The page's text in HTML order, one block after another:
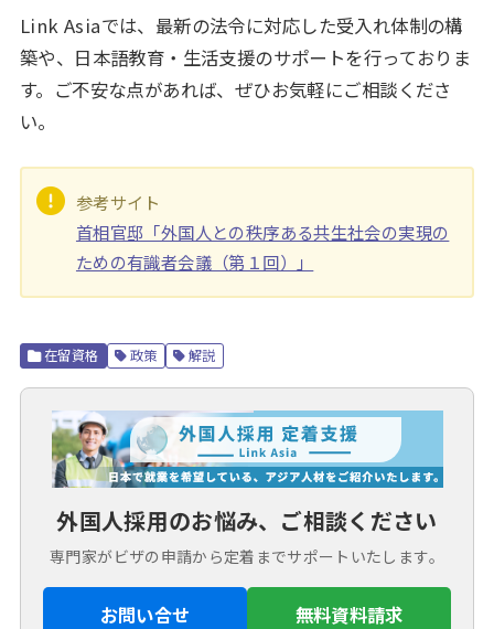
Link Asiaでは、最新の法令に対応した受入れ体制の構
築や、日本語教育・生活支援のサポートを行っておりま
す。ご不安な点があれば、ぜひお気軽にご相談くださ
い。
参考サイト
首相官邸「外国人との秩序ある共生社会の実現の
ための有識者会議（第１回）」
在留資格 政策 解説
外国人採用のお悩み、ご相談ください
専門家がビザの申請から定着までサポートいたします。
お問い合せ 無料資料請求